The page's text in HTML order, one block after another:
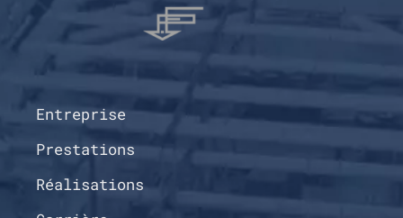
Entreprise
Prestations
Réalisations